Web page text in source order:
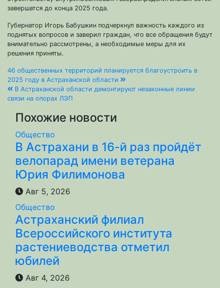
завершатся до конца 2025 года.
Губернатор Игорь Бабушкин подчеркнул важность каждого из
поднятых вопросов и заверил граждан, что все обращения будут
внимательно рассмотрены, а необходимые меры для их
решения приняты.
Навигация
по
записям
46 общественных территорий планируется благоустроить в
2025 году в Астраханской области
В Астраханской области демонтируют незаконные линии
связи на опорах ЛЭП
Похожие новости
Общество
В Астрахани в 16-й раз пройдёт
велопарад имени ветерана
Юрия Филимонова
Авг 5, 2026
Общество
Астраханский филиал
Всероссийского института
растениеводства отметил
юбилей
Авг 4, 2026